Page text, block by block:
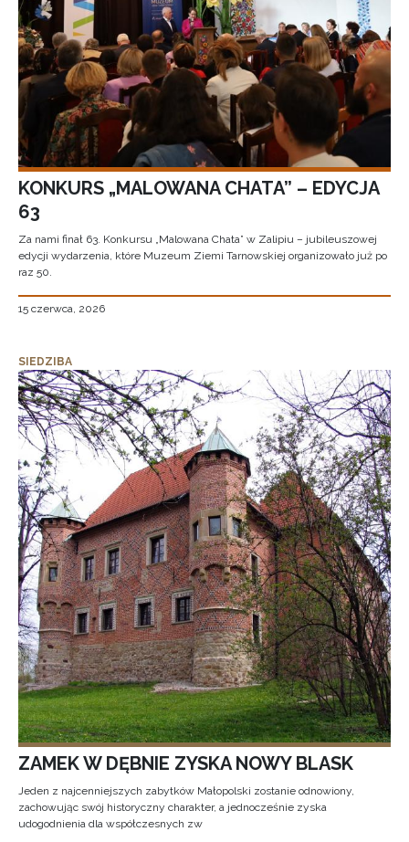
KONKURS „MALOWANA CHATA” – EDYCJA
63
Za nami finał 63. Konkursu „Malowana Chata” w Zalipiu – jubileuszowej
edycji wydarzenia, które Muzeum Ziemi Tarnowskiej organizowało już po
raz 50.
15 czerwca, 2026
SIEDZIBA
ZAMEK W DĘBNIE ZYSKA NOWY BLASK
Jeden z najcenniejszych zabytków Małopolski zostanie odnowiony,
zachowując swój historyczny charakter, a jednocześnie zyska
udogodnienia dla współczesnych zw